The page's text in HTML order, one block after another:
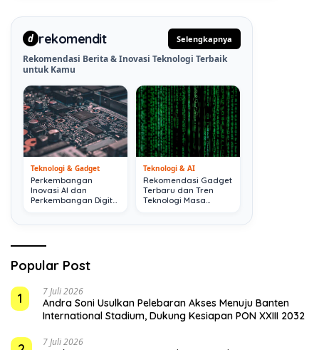
d rekomendit Selengkapnya
Rekomendasi Berita & Inovasi Teknologi Terbaik
untuk Kamu
Teknologi & Gadget
Perkembangan
Inovasi AI dan
Perkembangan Digital
Teknologi & AI
Rekomendasi Gadget
Terbaru dan Tren
Teknologi Masa
Popular Post
1
7 Juli 2026
Andra Soni Usulkan Pelebaran Akses Menuju Banten
International Stadium, Dukung Kesiapan PON XXIII 2032
7 Juli 2026